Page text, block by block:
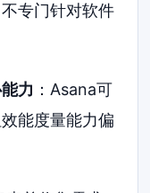
专门针对软件
力 ：Asana可
能度量能力偏